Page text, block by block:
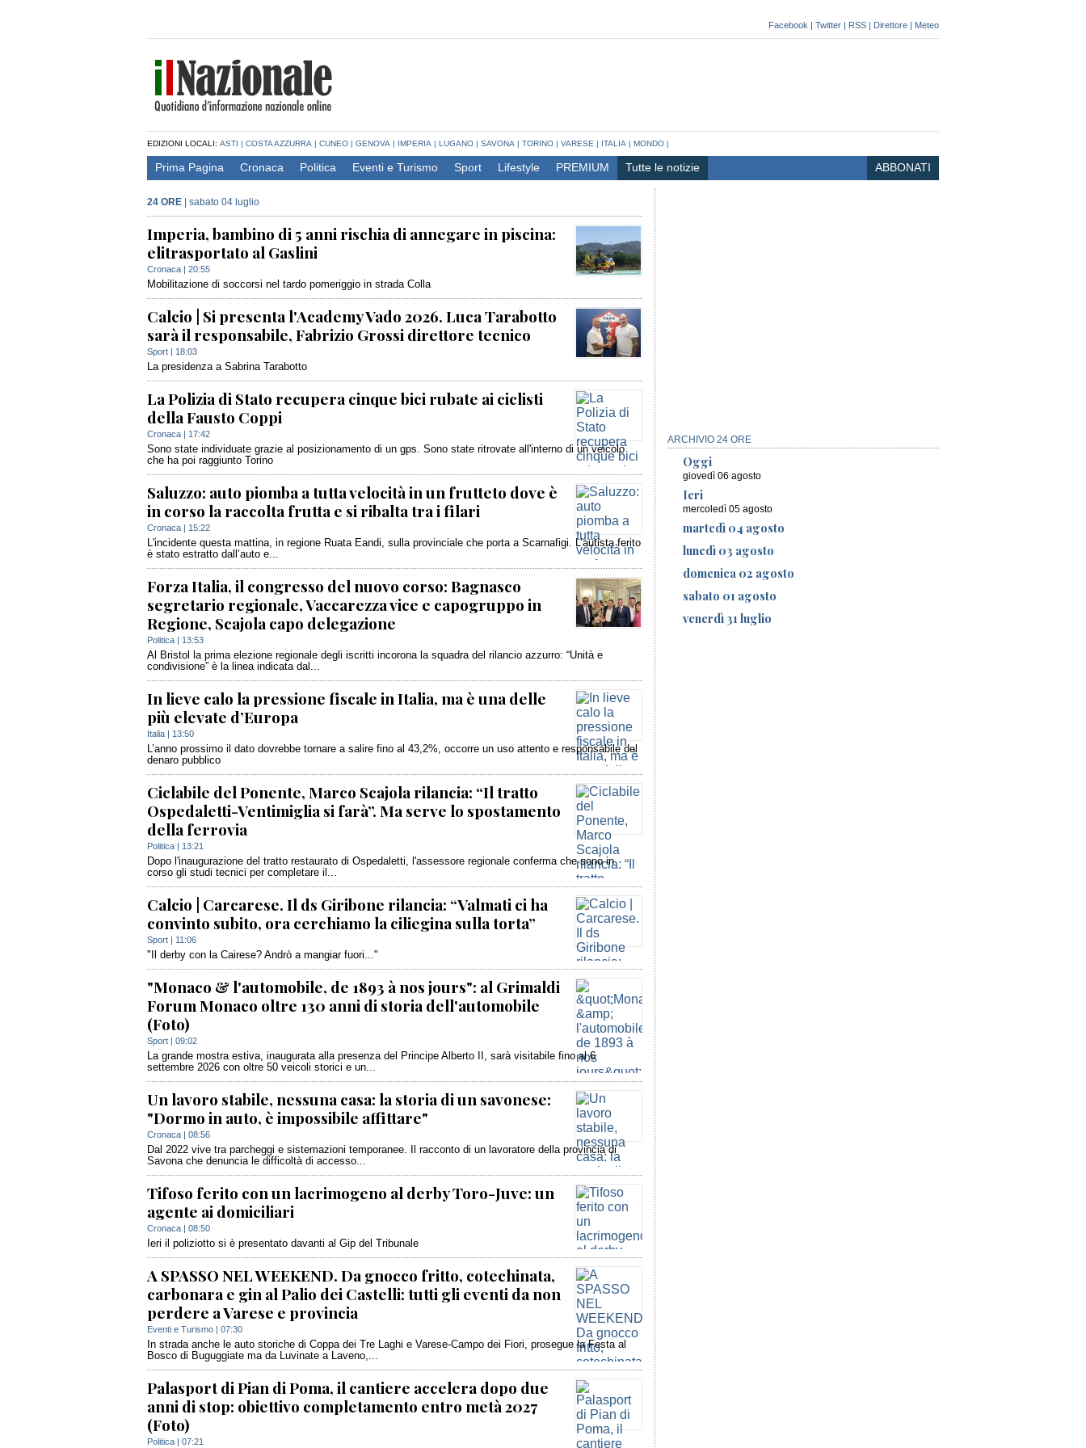
Facebook | Twitter | RSS | Direttore | Meteo
EDIZIONI LOCALI: ASTI | COSTA AZZURRA | CUNEO | GENOVA | IMPERIA | LUGANO | SAVONA | TORINO | VARESE | ITALIA | MONDO |
Prima Pagina Cronaca Politica Eventi e Turismo Sport Lifestyle PREMIUM Tutte le notizie ABBONATI
24 ORE sabato 04 luglio
Imperia, bambino di 5 anni rischia di annegare in piscina:
elitrasportato al Gaslini
Cronaca | 20:55
Mobilitazione di soccorsi nel tardo pomeriggio in strada Colla
Calcio | Si presenta l'Academy Vado 2026. Luca Tarabotto
sarà il responsabile, Fabrizio Grossi direttore tecnico
Sport | 18:03
La presidenza a Sabrina Tarabotto
La Polizia di Stato recupera cinque bici rubate ai ciclisti
della Fausto Coppi
Cronaca | 17:42
Sono state individuate grazie al posizionamento di un gps. Sono state ritrovate all'interno di un veicolo
che ha poi raggiunto Torino
Saluzzo: auto piomba a tutta velocità in un frutteto dove è
in corso la raccolta frutta e si ribalta tra i filari
Cronaca | 15:22
L'incidente questa mattina, in regione Ruata Eandi, sulla provinciale che porta a Scarnafigi. L’autista ferito
è stato estratto dall’auto e...
Forza Italia, il congresso del nuovo corso: Bagnasco
segretario regionale, Vaccarezza vice e capogruppo in
Regione, Scajola capo delegazione
Politica | 13:53
Al Bristol la prima elezione regionale degli iscritti incorona la squadra del rilancio azzurro: “Unità e
condivisione” è la linea indicata dal...
In lieve calo la pressione fiscale in Italia, ma è una delle
più elevate d’Europa
Italia | 13:50
L’anno prossimo il dato dovrebbe tornare a salire fino al 43,2%, occorre un uso attento e responsabile del
denaro pubblico
Ciclabile del Ponente, Marco Scajola rilancia: “Il tratto
Ospedaletti-Ventimiglia si farà”. Ma serve lo spostamento
della ferrovia
Politica | 13:21
Dopo l'inaugurazione del tratto restaurato di Ospedaletti, l'assessore regionale conferma che sono in
corso gli studi tecnici per completare il...
Calcio | Carcarese. Il ds Giribone rilancia: “Valmati ci ha
convinto subito, ora cerchiamo la ciliegina sulla torta”
Sport | 11:06
"Il derby con la Cairese? Andrò a mangiar fuori..."
"Monaco & l'automobile, de 1893 à nos jours": al Grimaldi
Forum Monaco oltre 130 anni di storia dell'automobile
(Foto)
Sport | 09:02
La grande mostra estiva, inaugurata alla presenza del Principe Alberto II, sarà visitabile fino al 6
settembre 2026 con oltre 50 veicoli storici e un...
Un lavoro stabile, nessuna casa: la storia di un savonese:
"Dormo in auto, è impossibile affittare"
Cronaca | 08:56
Dal 2022 vive tra parcheggi e sistemazioni temporanee. Il racconto di un lavoratore della provincia di
Savona che denuncia le difficoltà di accesso...
Tifoso ferito con un lacrimogeno al derby Toro-Juve: un
agente ai domiciliari
Cronaca | 08:50
Ieri il poliziotto si è presentato davanti al Gip del Tribunale
A SPASSO NEL WEEKEND. Da gnocco fritto, cotechinata,
carbonara e gin al Palio dei Castelli: tutti gli eventi da non
perdere a Varese e provincia
Eventi e Turismo | 07:30
In strada anche le auto storiche di Coppa dei Tre Laghi e Varese-Campo dei Fiori, prosegue la Festa al
Bosco di Buguggiate ma da Luvinate a Laveno,...
Palasport di Pian di Poma, il cantiere accelera dopo due
anni di stop: obiettivo completamento entro metà 2027
(Foto)
Politica | 07:21
ARCHIVIO 24 ORE
Oggi
giovedì 06 agosto
Ieri
mercoledì 05 agosto
martedì 04 agosto
lunedì 03 agosto
domenica 02 agosto
sabato 01 agosto
venerdì 31 luglio